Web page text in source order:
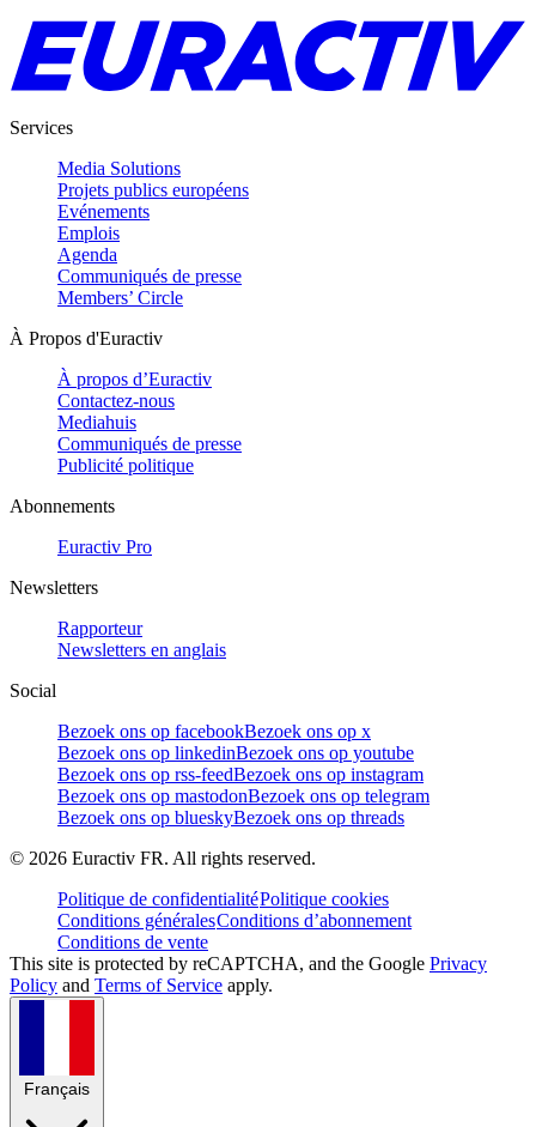
Services
Media Solutions
Projets publics européens
Evénements
Emplois
Agenda
Communiqués de presse
Members’ Circle
À Propos d'Euractiv
À propos d’Euractiv
Contactez-nous
Mediahuis
Communiqués de presse
Publicité politique
Abonnements
Euractiv Pro
Newsletters
Rapporteur
Newsletters en anglais
Social
Bezoek ons op facebookBezoek ons op x
Bezoek ons op linkedinBezoek ons op youtube
Bezoek ons op rss-feedBezoek ons op instagram
Bezoek ons op mastodonBezoek ons op telegram
Bezoek ons op blueskyBezoek ons op threads
© 2026 Euractiv FR. All rights reserved.
Politique de confidentialitéPolitique cookies
Conditions généralesConditions d’abonnement
Conditions de vente
This site is protected by reCAPTCHA, and the Google Privacy
Policy and Terms of Service apply.
Français